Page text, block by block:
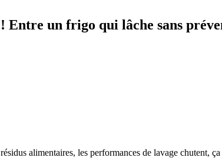
Entre un frigo qui lâche sans
alimentaires, les performances de lavage chutent,